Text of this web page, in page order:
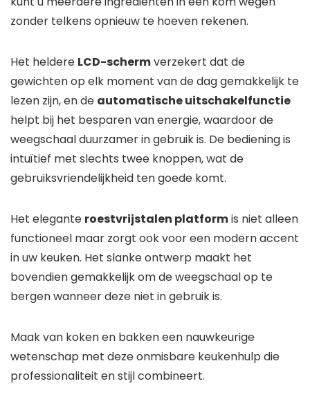
zonder telkens opnieuw te hoeven rekenen.
Het heldere LCD-schermverzekert dat de
gewichten op elk moment van de dag gemakkelijk te
lezen zijn, en de automatische uitschakelfunctie
helpt bij het besparen van energie, waardoor de
weegschaal duurzamer in gebruik is. De bediening is
intuïtief met slechts twee knoppen, wat de
gebruiksvriendelijkheid ten goede komt.
Het elegante roestvrijstalen platformis niet alleen
functioneel maar zorgt ook voor een modern accent
in uw keuken. Het slanke ontwerp maakt het
bovendien gemakkelijk om de weegschaal op te
bergen wanneer deze niet in gebruik is.
Maak van koken en bakken een nauwkeurige
wetenschap met deze onmisbare keukenhulp die
professionaliteit en stijl combineert.